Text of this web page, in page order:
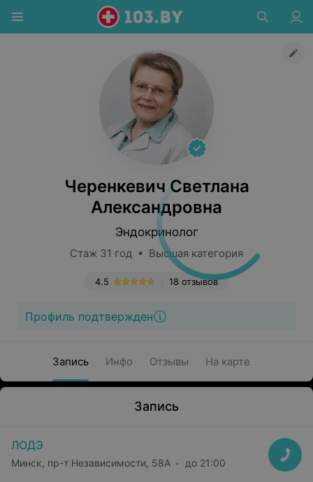
Черенкевич Светлана
Александровна
Эндокринолог
Стаж 31 год • Высшая категория
18 отзывов
4.5
Профиль подтвержден
Запись Инфо Отзывы На карте
Запись
ЛОДЭ
Минск, пр-т Независимости, 58А до 21:00